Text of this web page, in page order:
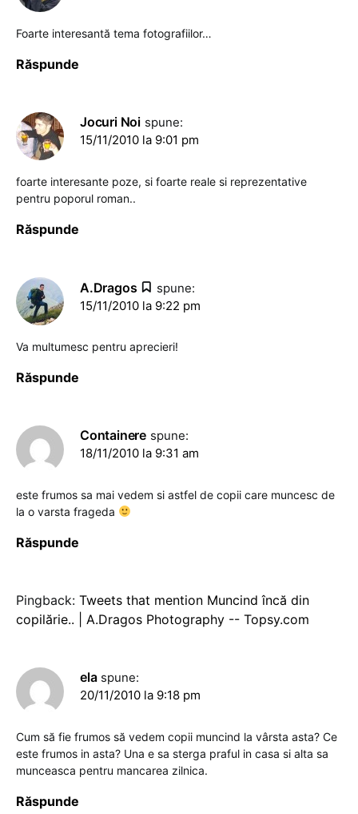
Foarte interesantă tema fotografiilor…
Răspunde
Jocuri Noi spune:
15/11/2010 la 9:01 pm
foarte interesante poze, si foarte reale si reprezentative
pentru poporul roman..
Răspunde
A.Dragos
spune:
15/11/2010 la 9:22 pm
Va multumesc pentru aprecieri!
Răspunde
Containere spune:
18/11/2010 la 9:31 am
este frumos sa mai vedem si astfel de copii care muncesc de
la o varsta frageda
Răspunde
Pingback: Tweets that mention Muncind încă din
copilărie.. | A.Dragos Photography -- Topsy.com
ela spune:
20/11/2010 la 9:18 pm
Cum să fie frumos să vedem copii muncind la vârsta asta? Ce
este frumos in asta? Una e sa sterga praful in casa si alta sa
munceasca pentru mancarea zilnica.
Răspunde